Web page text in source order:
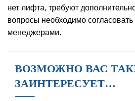
нет лифта, требуют
вопросы необходимо
менеджерами.
ВОЗМОЖНО ВАС
ЗАИНТЕРЕСУЕТ…